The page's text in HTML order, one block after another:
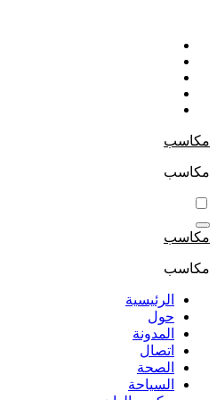
التجاوز
المحتوى
مكاسب
مكاسب
مكاسب
مكاسب
الرئيسية
حول
المدونة
اتصال
الصحة
السياحة